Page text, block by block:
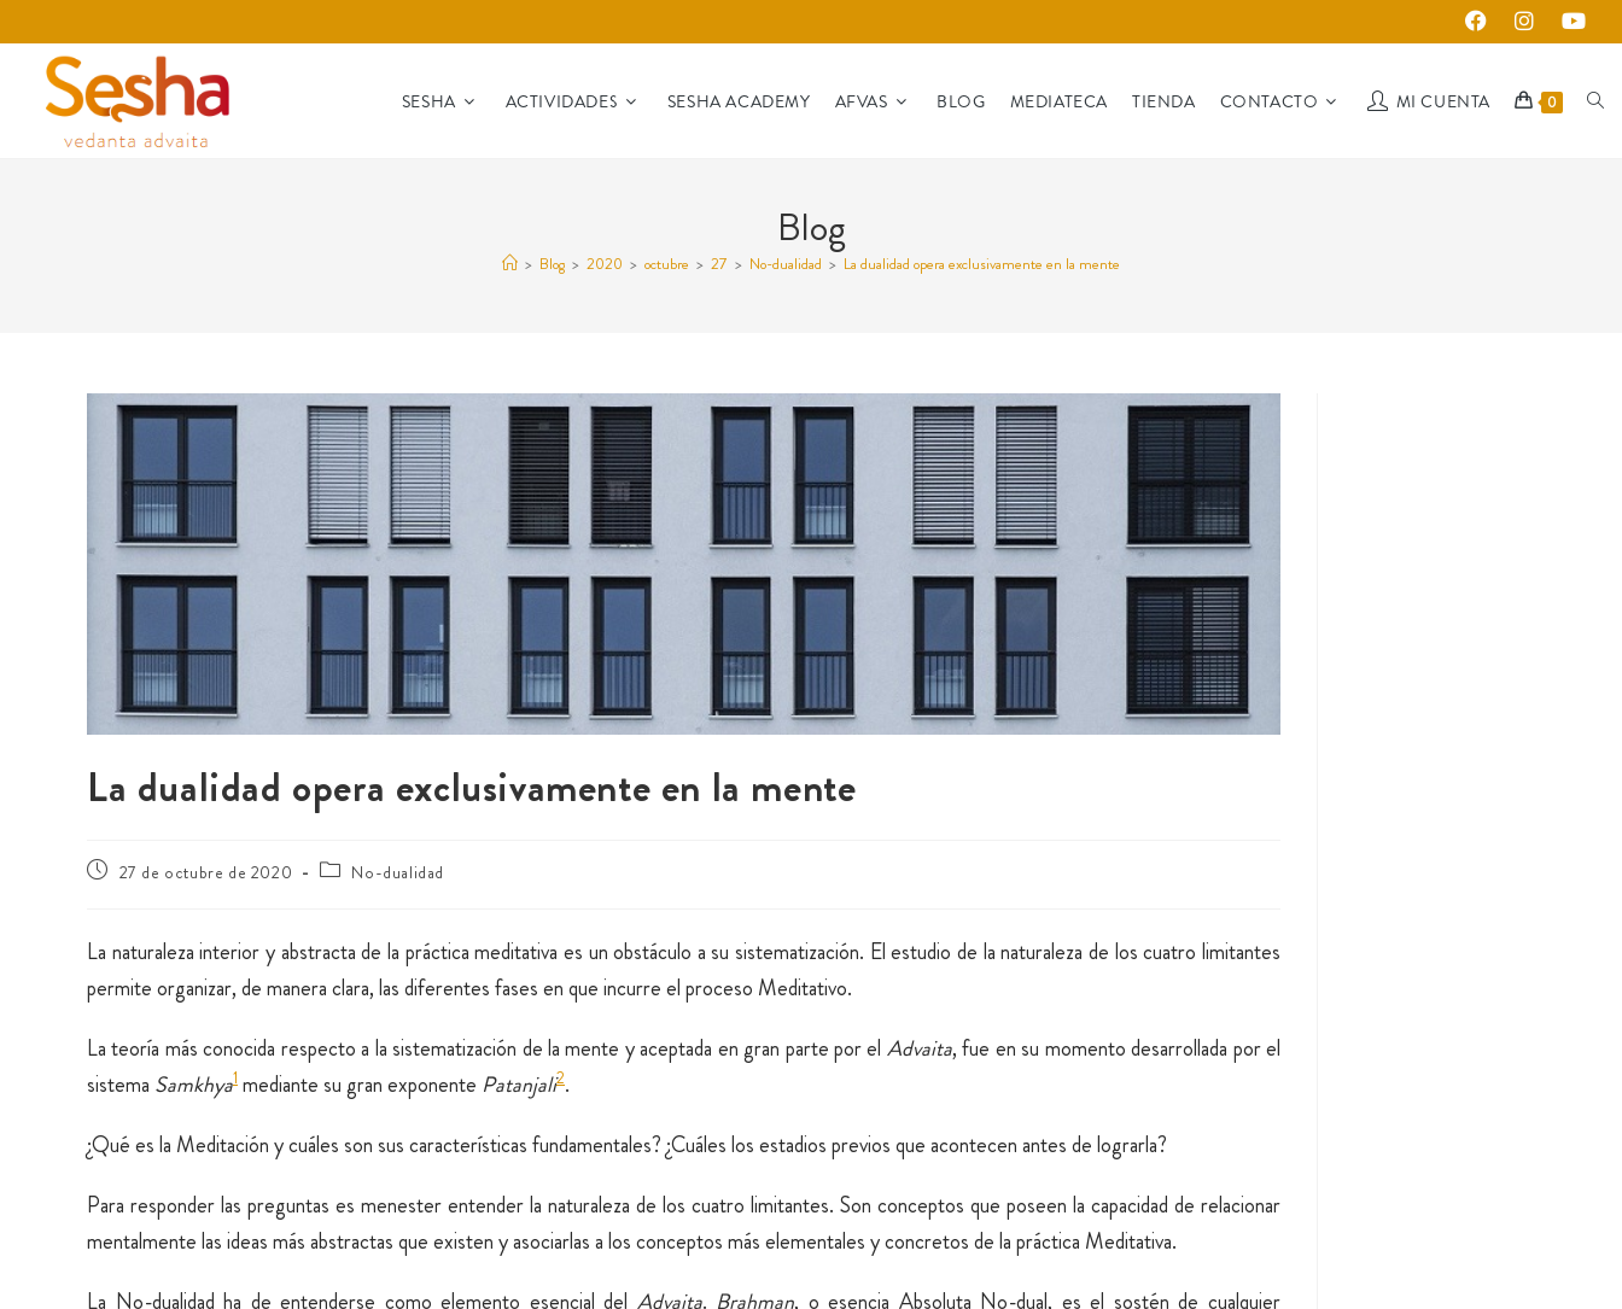
SESHA ACTIVIDADES SESHA ACADEMY AFVAS BLOG MEDIATECA TIENDA CONTACTO MI CUENTA 0
Blog
> Blog > 2020 > octubre > 27 > No-dualidad > La dualidad opera exclusivamente en la mente
La dualidad opera exclusivamente en la mente
27 de octubre de 2020 No-dualidad
La naturaleza interior y abstracta de la práctica meditativa es un obstáculo a su sistematización. El estudio de la naturaleza de los cuatro limitantes
permite organizar, de manera clara, las diferentes fases en que incurre el proceso Meditativo.
La teoría más conocida respecto a la sistematización de la mente y aceptada en gran parte por el Advaita, fue en su momento desarrollada por el
sistema Samkhya1 mediante su gran exponente Patanjali2.
¿Qué es la Meditación y cuáles son sus características fundamentales? ¿Cuáles los estadios previos que acontecen antes de lograrla?
Para responder las preguntas es menester entender la naturaleza de los cuatro limitantes. Son conceptos que poseen la capacidad de relacionar
mentalmente las ideas más abstractas que existen y asociarlas a los conceptos más elementales y concretos de la práctica Meditativa.
La No-dualidad ha de entenderse como elemento esencial del Advaita. Brahman, o esencia Absoluta No-dual, es el sostén de cualquier